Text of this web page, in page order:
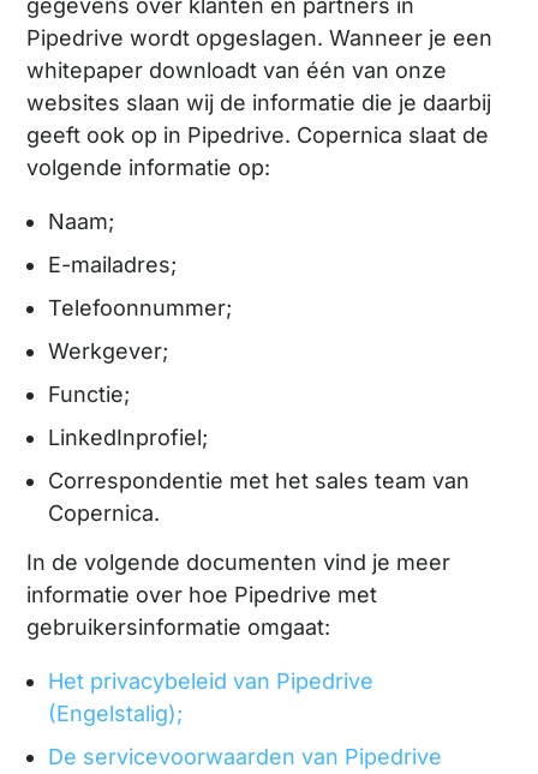
gegevens over klanten en partners in
Pipedrive wordt opgeslagen. Wanneer je een
whitepaper downloadt van één van onze
websites slaan wij de informatie die je daarbij
geeft ook op in Pipedrive. Copernica slaat de
volgende informatie op:
Naam;
E-mailadres;
Telefoonnummer;
Werkgever;
Functie;
LinkedInprofiel;
Correspondentie met het sales team van
Copernica.
In de volgende documenten vind je meer
informatie over hoe Pipedrive met
gebruikersinformatie omgaat:
Het privacybeleid van Pipedrive
(Engelstalig);
De servicevoorwaarden van Pipedrive